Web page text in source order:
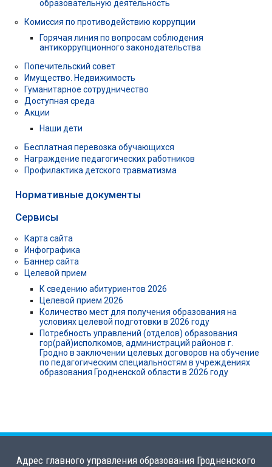
образовательную деятельность
Комиссия по противодействию коррупции
Горячая линия по вопросам соблюдения
антикоррупционного законодательства
Попечительский совет
Имущество. Недвижимость
Гуманитарное сотрудничество
Доступная среда
Акции
Наши дети
Бесплатная перевозка обучающихся
Награждение педагогических работников
Профилактика детского травматизма
Нормативные документы
Сервисы
Карта сайта
Инфографика
Баннер сайта
Целевой прием
К сведению абитуриентов 2026
Целевой прием 2026
Количество мест для получения образования на
условиях целевой подготовки в 2026 году
Потребность управлений (отделов) образования
гор(рай)исполкомов, администраций районов г.
Гродно в заключении целевых договоров на обучение
по педагогическим специальностям в учреждениях
образования Гродненской области в 2026 году
Адрес главного управления образования Гродненского